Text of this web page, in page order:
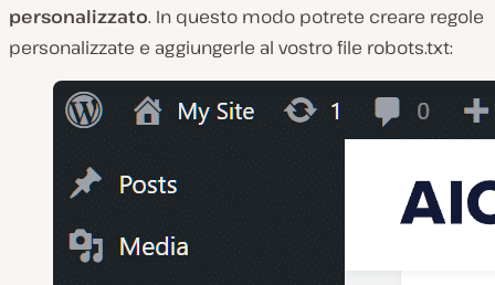
personalizzato. In questo modo potrete creare regole
personalizzate e aggiungerle al vostro file robots.txt: